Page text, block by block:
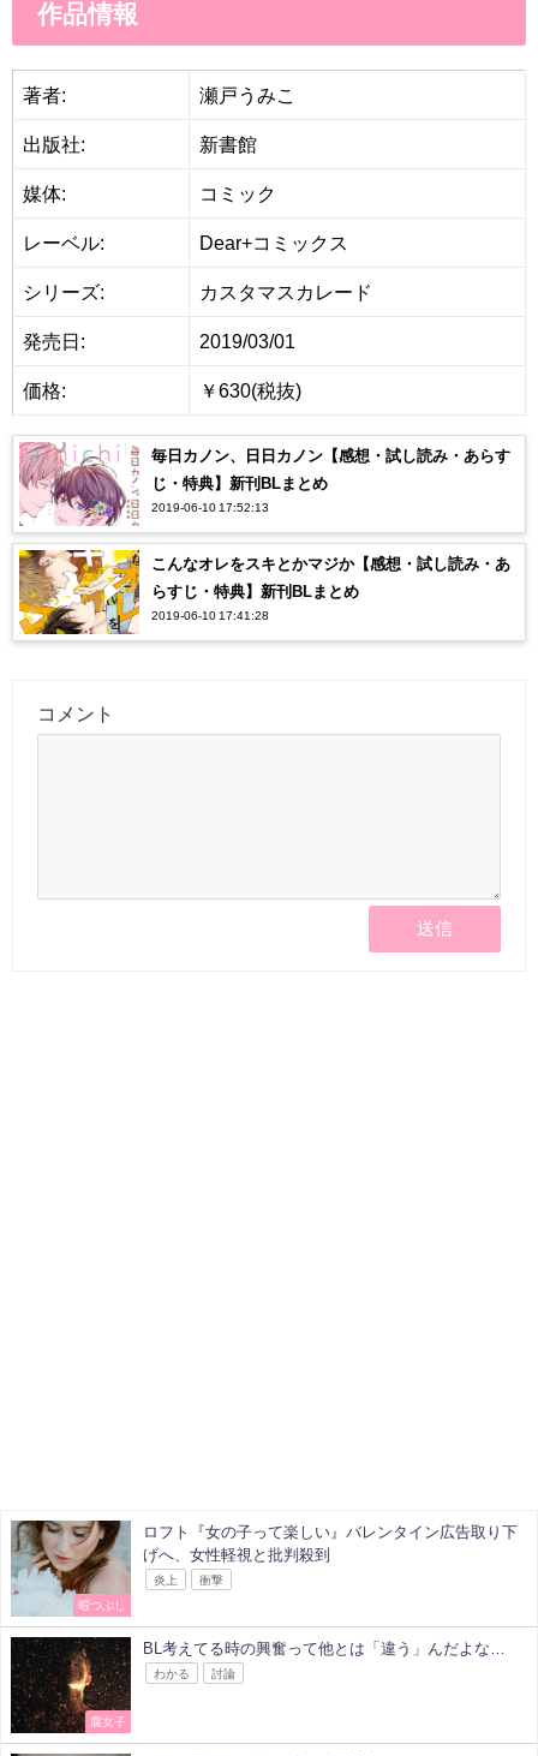
作品情報
著者: 瀬戸うみこ
出版社: 新書館
媒体: コミック
レーベル: Dear+コミックス
シリーズ: カスタマスカレード
発売日: 2019/03/01
価格: ￥630(税抜)
毎日カノン、日日カノン【感想・試し読み・あらす
じ・特典】新刊BLまとめ
2019-06-10 17:52:13
こんなオレをスキとかマジか【感想・試し読み・あ
らすじ・特典】新刊BLまとめ
2019-06-10 17:41:28
コメント
暇つぶし
ロフト『女の子って楽しい』バレンタイン広告取り下
げへ、女性軽視と批判殺到
炎上 衝撃
腐女子
BL考えてる時の興奮って他とは「違う」んだよな…
わかる 討論